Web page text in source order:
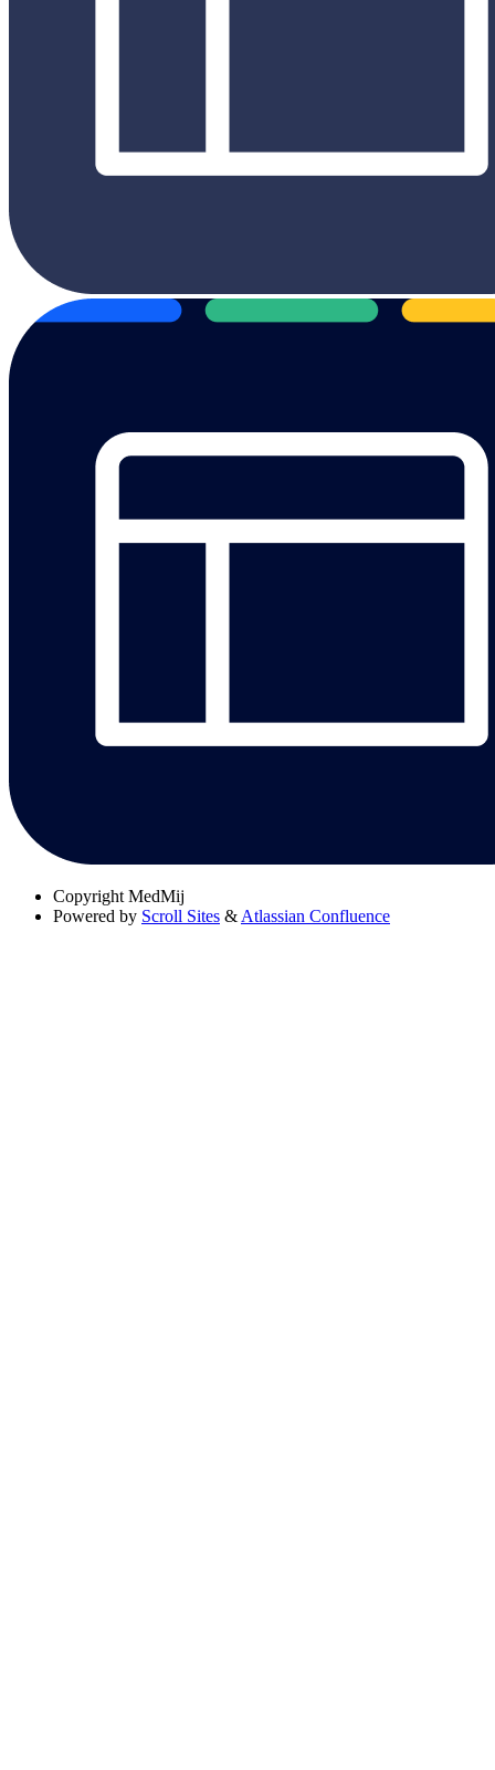
Copyright MedMij
Powered by Scroll Sites & Atlassian Confluence